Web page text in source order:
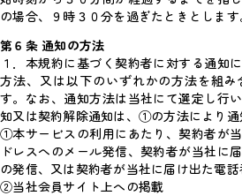
の場合、９時３０分を過ぎたときとします
第６条 通知の方法
１．本規約に基づく契約者に対する通知
方法、又は以下のいずれかの方法を組
す。なお、通知方法は当社にて選定し行
知又は契約解除通知は、①の方法により通
①本サービスの利用にあたり、契約者が
ドレスへのメール発信、契約者が当社に
の発信、又は契約者が当社に届け出た電
②当社会員サイト上への掲載